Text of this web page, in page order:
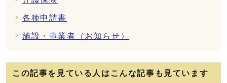
各種申請書
施設・事業者（お知らせ）
この記事を見ている人はこんな記事も見ています